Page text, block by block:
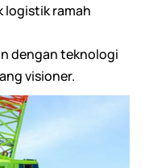
logistik ramah
dengan teknologi
visioner.